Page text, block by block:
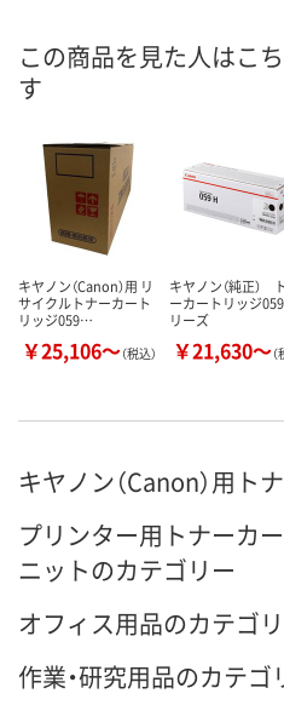
この商品を見た人はこ
す
キヤノン（Canon）用 リ
サイクルトナーカート
リッジ059…
￥25,106～（税込）
キヤノン（純正）
ーカートリッジ
リーズ
￥21,630～
キヤノン（Canon）用ト
プリンター用トナーカ
ニットのカテゴリー
オフィス用品のカテゴ
作業・研究用品のカテゴ